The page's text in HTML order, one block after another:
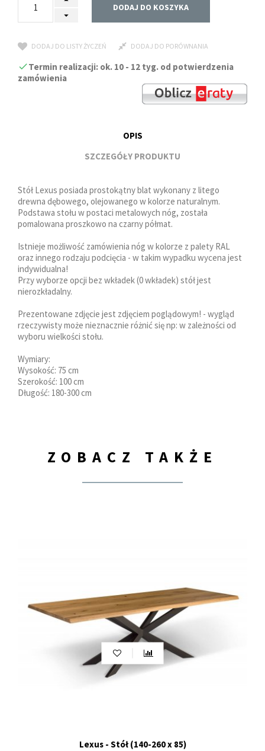
DODAJ DO KOSZYKA
DODAJ DO LISTY ŻYCZEŃ DODAJ DO PORÓWNANIA
Termin realizacji: ok. 10 - 12 tyg. od potwierdzenia
zamówienia
OPIS
SZCZEGÓŁY PRODUKTU
Stół Lexus posiada prostokątny blat wykonany z litego
drewna dębowego, olejowanego w kolorze naturalnym.
Podstawa stołu w postaci metalowych nóg, została
pomalowana proszkowo na czarny półmat.
Istnieje możliwość zamówienia nóg w kolorze z palety RAL
oraz innego rodzaju podcięcia - w takim wypadku wycena jest
indywidualna!
Przy wyborze opcji bez wkładek (0 wkładek) stół jest
nierozkładalny.
Prezentowane zdjęcie jest zdjęciem poglądowym! - wygląd
rzeczywisty może nieznacznie różnić się np: w zależności od
wyboru wielkości stołu.
Wymiary:
Wysokość: 75 cm
Szerokość: 100 cm
Długość: 180-300 cm
ZOBACZ TAKŻE
Lexus - Stół (140-260 x 85)